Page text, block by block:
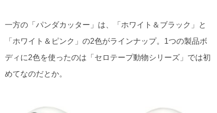
一方の「パンダカッター」は、「ホワイト＆ブラック」と
「ホワイト＆ピンク」の2色がラインナップ。1つの製品ボ
ディに2色を使ったのは「セロテープ動物シリーズ」では初
めてなのだとか。